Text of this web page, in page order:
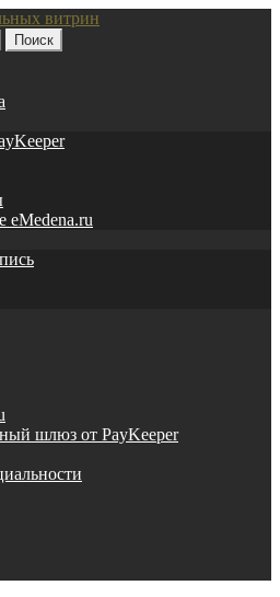
Поиск
eMedena.ru
шлюз от PayKeeper